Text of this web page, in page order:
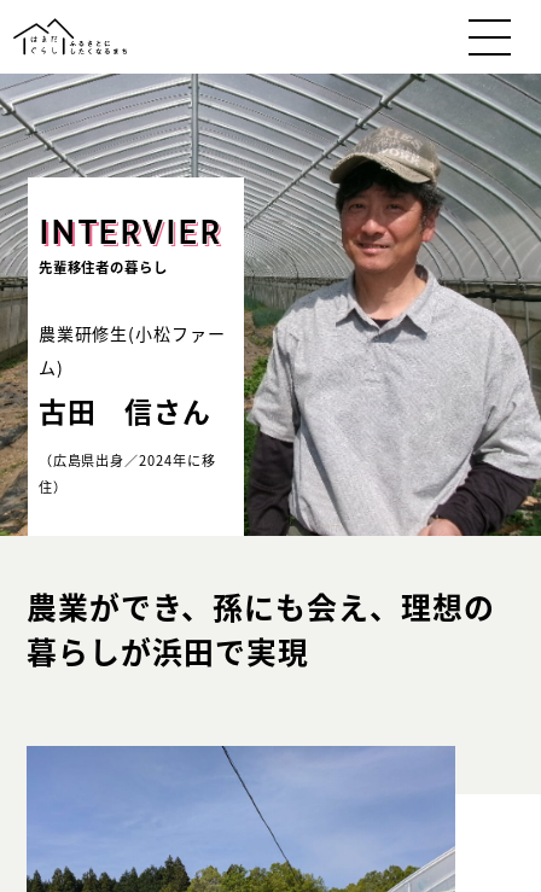
INTERVIER
先輩移住者の暮らし
農業研修生(小松ファー
ム)
古田 信さん
（広島県出身／2024年に移
住）
農業ができ、孫にも会え、理想の
暮らしが浜田で実現